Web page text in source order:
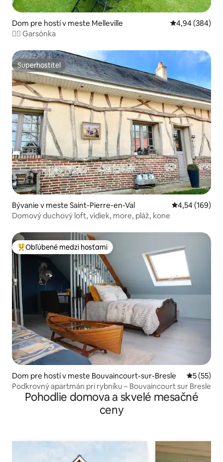
Dom pre hostí v meste Melleville Priemerné
4,94 (384)
🧞‍♂️ Garsónka
Superhostiteľ
Superhostiteľ
Bývanie v meste Saint-Pierre-en-Val Priemerné
4,54 (169)
Domový duchový loft, vidiek, more, pláž, kone
Najobľúbenejšie medzi hosťami
Obľúbené medzi hosťami
Dom pre hostí v meste Bouvaincourt-sur-Bresle
5 (55)
Podkrovný apartmán pri rybníku – Bouvaincourt sur Bresle
Pohodlie domova a skvelé mesačné
ceny